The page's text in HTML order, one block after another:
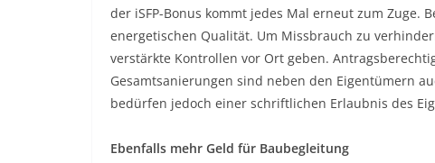
der iSFP-Bonus kommt jedes Mal erneut zum Zuge.
energetischen Qualität. Um Missbrauch zu
verstärkte Kontrollen vor Ort geben.
Gesamtsanierungen sind neben den Eigentümern
bedürfen jedoch einer schriftlichen Erlaubnis des
Ebenfalls mehr Geld für Baubegleitung